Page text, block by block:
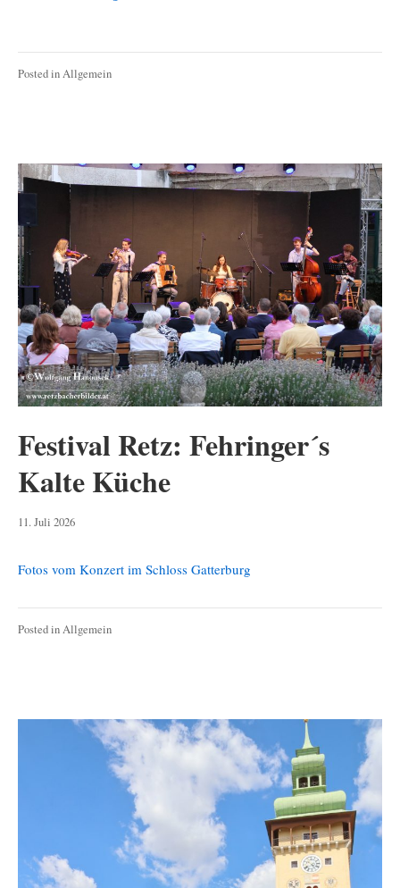
Posted inAllgemein
Festival Retz: Fehringer´s
Kalte Küche
11. Juli 202618.
Fotos vom Konzert im Schloss Gatterburg
Posted inAllgemein